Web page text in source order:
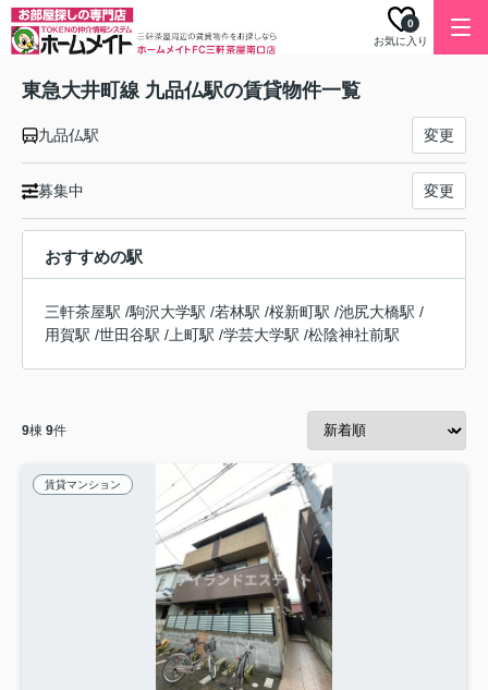
お気に入り
0
東急大井町線 九品仏駅の賃貸物件一覧
九品仏駅 変更
募集中 変更
おすすめの駅
三軒茶屋駅 /駒沢大学駅 /若林駅 /桜新町駅 /池尻大橋駅 /
用賀駅 /世田谷駅 / 上町駅 /学芸大学駅 /松陰神社前駅
9棟 9件
賃貸マンション